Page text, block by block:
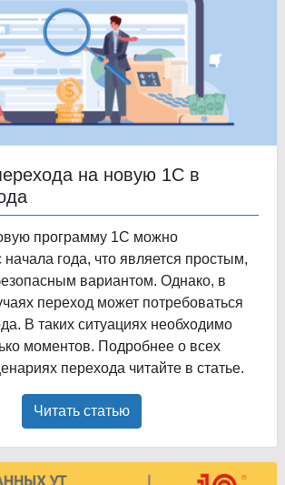
на новую 1С в
программу 1С можно
начала года, что является простым,
вариантом. Однако, в
переход может потребоваться
В таких ситуациях необходимо
моментов. Подробнее о всех
перехода читайте в статье.
Читать статью